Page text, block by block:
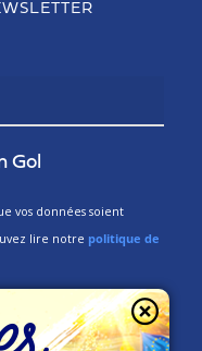
Gol
vos données soient
lire notre politique de